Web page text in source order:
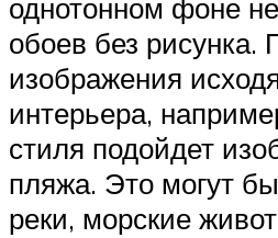
однотонном фоне
обоев без рисунка.
изображения
интерьера,
стиля подойдет
пляжа. Это могут
реки, морские